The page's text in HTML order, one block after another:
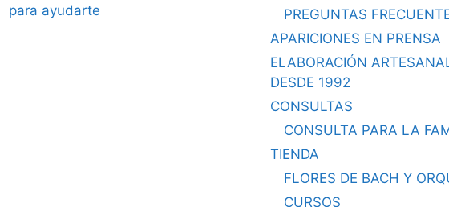
para ayudarte
PREGUNTAS
APARICIONES EN PRENSA
ELABORACIÓN
DESDE 1992
CONSULTAS
CONSULTA PARA LA
TIENDA
FLORES DE BACH Y
CURSOS